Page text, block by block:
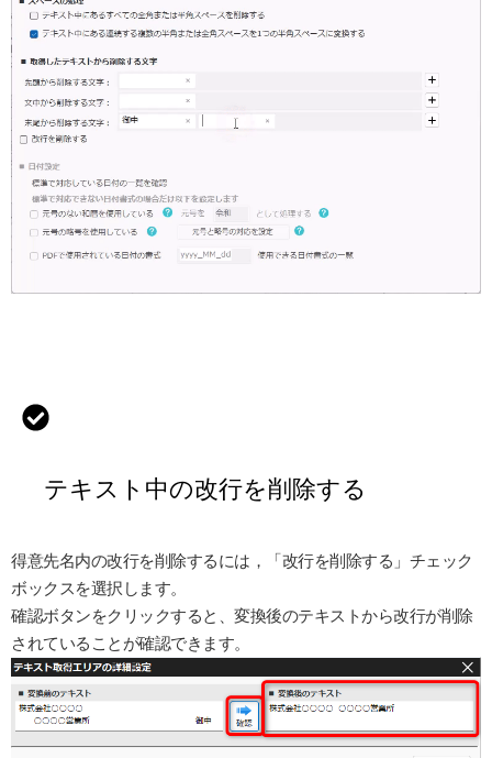
テキスト中の改行を削除する
得意先名内の改行を削除するには，「改行を削除する」チェック
ボックスを選択します。
確認ボタンをクリックすると、変換後のテキストから改行が削除
されていることが確認できます。